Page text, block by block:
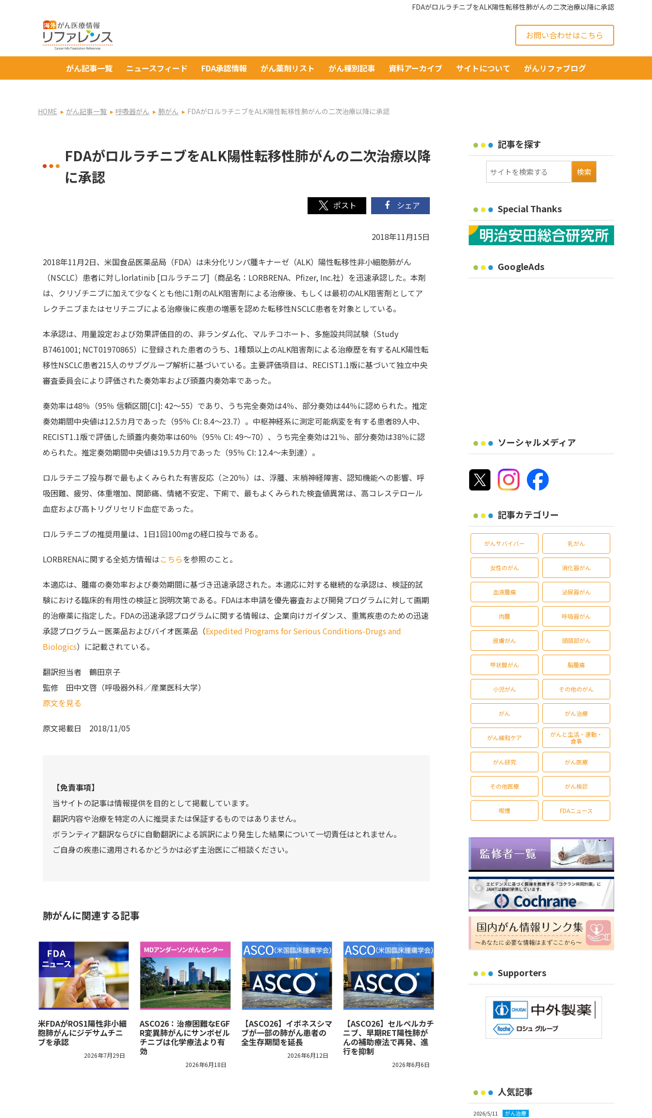
FDAがロルラチニブをALK陽性転移性肺がんの二次治療以降に承認
お問い合わせはこちら
がん記事一覧 ニュースフィード FDA承認情報 がん薬剤リスト がん種別記事 資料アーカイブ サイトについて がんリファブログ
HOME がん記事一覧 呼吸器がん 肺がん FDAがロルラチニブをALK陽性転移性肺がんの二次治療以降に承認
FDAがロルラチニブをALK陽性転移性肺がんの二次治療以降
に承認
シェア
2018年11月15日
2018年11月2日、米国食品医薬品局（FDA）は未分化リンパ腫キナーゼ（ALK）陽性転移性非小細胞肺がん
（NSCLC）患者に対しlorlatinib [ロルラチニブ]（商品名：LORBRENA、Pfizer, Inc.社）を迅速承認した。本剤
は、クリゾチニブに加えて少なくとも他に1剤のALK阻害剤による治療後、もしくは最初のALK阻害剤としてア
レクチニブまたはセリチニブによる治療後に疾患の増悪を認めた転移性NSCLC患者を対象としている。
本承認は、用量設定および効果評価目的の、非ランダム化、マルチコホート、多施設共同試験（Study
B7461001; NCT01970865）に登録された患者のうち、1種類以上のALK阻害剤による治療歴を有するALK陽性転
移性NSCLC患者215人のサブグループ解析に基づいている。主要評価項目は、RECIST1.1版に基づいて独立中央
審査委員会により評価された奏効率および頭蓋内奏効率であった。
奏効率は48％（95％ 信頼区間[CI]: 42～55）であり、うち完全奏効は4％、部分奏効は44％に認められた。推定
奏効期間中央値は12.5カ月であった（95％ CI: 8.4～23.7）。中枢神経系に測定可能病変を有する患者89人中、
RECIST1.1版で評価した頭蓋内奏効率は60％（95％ CI: 49～70）、うち完全奏効は21％、部分奏効は38％に認
められた。推定奏効期間中央値は19.5カ月であった（95％ CI: 12.4～未到達）。
ロルラチニブ投与群で最もよくみられた有害反応（≥20％）は、浮腫、末梢神経障害、認知機能への影響、呼
吸困難、疲労、体重増加、関節痛、情緒不安定、下痢で、最もよくみられた検査値異常は、高コレステロール
血症および高トリグリセリド血症であった。
ロルラチニブの推奨用量は、1日1回100mgの経口投与である。
LORBRENAに関する全処方情報はこちらを参照のこと。
本適応は、腫瘍の奏効率および奏効期間に基づき迅速承認された。本適応に対する継続的な承認は、検証的試
験における臨床的有用性の検証と説明次第である。FDAは本申請を優先審査および開発プログラムに対して画期
的治療薬に指定した。FDAの迅速承認プログラムに関する情報は、企業向けガイダンス、重篤疾患のための迅速
承認プログラム－医薬品およびバイオ医薬品（Expedited Programs for Serious Conditions-Drugs and
Biologics）に記載されている。
翻訳担当者 鶴田京子
監修 田中文啓（呼吸器外科／産業医科大学）
原文を見る
原文掲載日 2018/11/05
【免責事項】
当サイトの記事は情報提供を目的として掲載しています。
翻訳内容や治療を特定の人に推奨または保証するものではありません。
ボランティア翻訳ならびに自動翻訳による誤訳により発生した結果について一切責任はとれません。
ご自身の疾患に適用されるかどうかは必ず主治医にご相談ください。
肺がんに関連する記事
米FDAがROS1陽性非小細
胞肺がんにジデサムチニ
ブを承認
2026年7月29日
ASCO26：治療困難なEGF
R変異肺がんにサンボゼル
チニブは化学療法より有
効
2026年6月18日
【ASCO26】イボネスシマ
ブが一部の肺がん患者の
全生存期間を延長
2026年6月12日
【ASCO26】セルペルカチ
ニブ、早期RET陽性肺が
んの補助療法で再発、進
行を抑制
2026年6月6日
記事を探す
Special Thanks
GoogleAds
ソーシャルメディア
記事カテゴリー
がんサバイバー 乳がん
女性のがん 消化器がん
血液腫瘍 泌尿器がん
肉腫 呼吸器がん
皮膚がん 頭頸部がん
甲状腺がん 脳腫瘍
小児がん その他のがん
がん がん治療
がん緩和ケア
がんと生活・運動・
食事
がん研究 がん医療
その他医療 がん検診
喫煙 FDAニュース
Supporters
人気記事
2026/5/11 がん治療